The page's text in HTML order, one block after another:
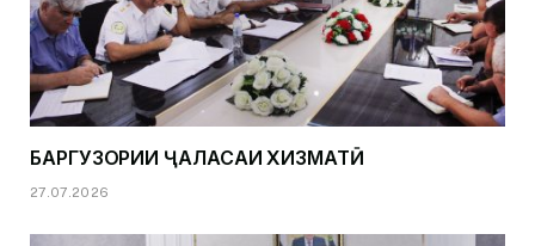
БАРГУЗОРИИ ҶАЛАСАИ ХИЗМАТӢ
27.07.2026